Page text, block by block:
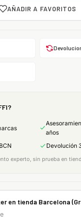
AÑADIR A FAVORITOS
años
Devolución
experto, sin prueba en
en tienda Barcelona